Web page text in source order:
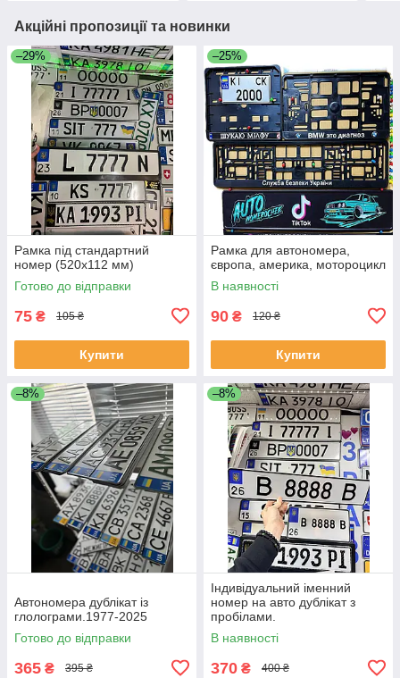
Акційні пропозиції та новинки
–29%
Рамка під стандартний
номер (520х112 мм)
Готово до відправки
75 ₴ 105 ₴
Купити
–25%
Рамка для автономера,
європа, америка, мотороцикл
В наявності
90 ₴ 120 ₴
Купити
–8%
Автономера дублікат із
глолограми.1977-2025
Готово до відправки
365 ₴ 395 ₴
–8%
Індивідуальний іменний
номер на авто дублікат з
пробілами.
В наявності
370 ₴ 400 ₴